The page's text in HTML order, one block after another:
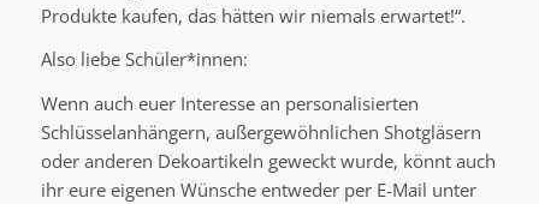
Produkte kaufen, das hätten wir niemals erwartet!“.
Also liebe Schüler*innen:
Wenn auch euer Interesse an personalisierten
Schlüsselanhängern, außergewöhnlichen Shotgläsern
oder anderen Dekoartikeln geweckt wurde, könnt auch
ihr eure eigenen Wünsche entweder per E-Mail unter